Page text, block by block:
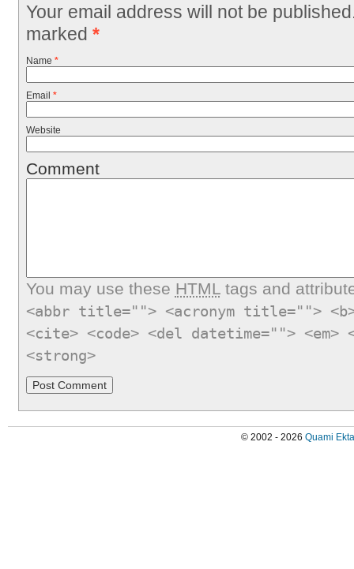
Your email address will not be
marked *
Name *
Email *
Website
Comment
You may use these HTMLtags and
<abbr title=""> <acronym title="">
<cite> <code> <del datetime="">
<strong>
© 2002 - 2026 Quami